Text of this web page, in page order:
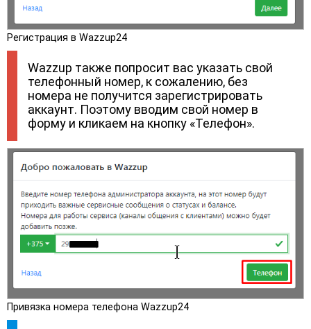
Регистрация в Wazzup24
Wazzup также попросит вас указать свой
телефонный номер, к сожалению, без
номера не получится зарегистрировать
аккаунт. Поэтому вводим свой номер в
форму и кликаем на кнопку «Телефон».
Привязка номера телефона Wazzup24